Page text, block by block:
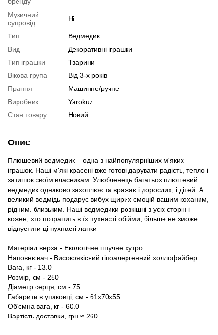
Музичний
супровід
Ні
Тип
Ведмедик
Вид
Декоративні іграшки
Тип іграшки
Тварини
Вікова група
Від 3-х років
Прання
Машинне/ручне
Виробник
Yarokuz
Стан товару
Новий
Опис
Плюшевий ведмедик – одна з найпопулярніших м'яких
іграшок. Наші м'які красені вже готові дарувати радість, тепло і
затишок своїм власникам. Улюбленець багатьох плюшевий
ведмедик однаково захоплює та вражає і дорослих, і дітей. А
великий ведмідь подарує вибух щирих ємоцій вашим коханим,
рідним, близьким. Наші ведмедики розкішні з усіх сторін і
кожен, хто потрапить в їх пухнасті обійми, більше не зможе
відпустити ці пухнасті лапки
Матеріал верха - Екологічне штучне хутро
Наповнювач - Високоякісний гіпоалергенний холлофайбер
Вага, кг - 13.0
Розмір, см - 250
Діаметр серця, см - 75
Габарити в упаковці, см - 61х70х55
Об'ємна вага, кг - 60.0
Вартість доставки, грн ≈ 260